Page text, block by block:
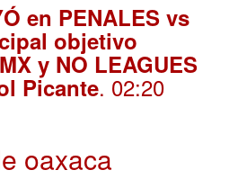
en PENALES vs
objetivo
y NO LEAGUES
Picante. 02:20
oaxaca